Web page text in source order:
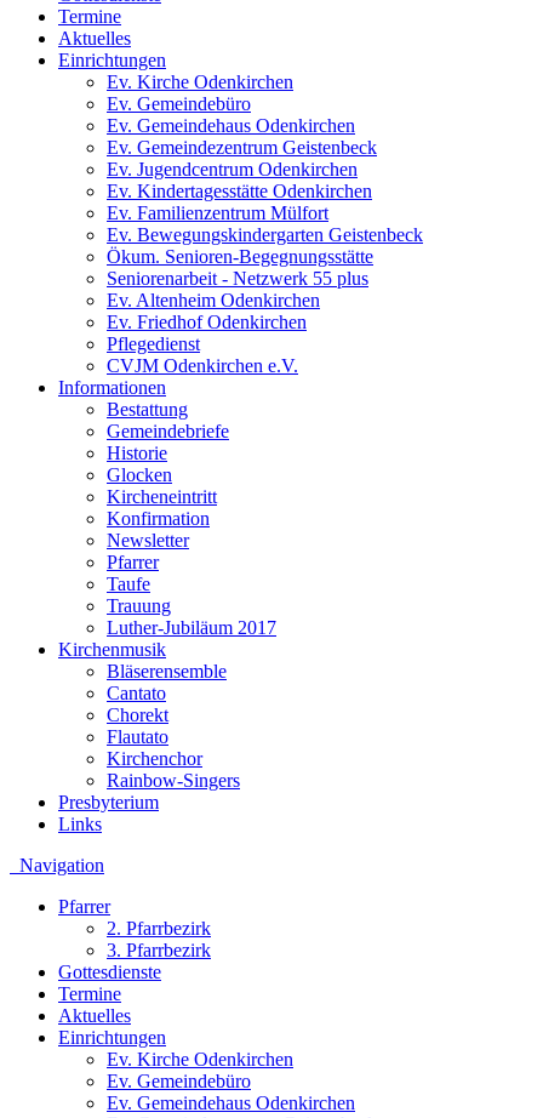
Termine
Aktuelles
Einrichtungen
Ev. Kirche Odenkirchen
Ev. Gemeindebüro
Ev. Gemeindehaus Odenkirchen
Ev. Gemeindezentrum Geistenbeck
Ev. Jugendcentrum Odenkirchen
Ev. Kindertagesstätte Odenkirchen
Ev. Familienzentrum Mülfort
Ev. Bewegungskindergarten Geistenbeck
Ökum. Senioren-Begegnungsstätte
Seniorenarbeit - Netzwerk 55 plus
Ev. Altenheim Odenkirchen
Ev. Friedhof Odenkirchen
Pflegedienst
CVJM Odenkirchen e.V.
Informationen
Bestattung
Gemeindebriefe
Historie
Glocken
Kircheneintritt
Konfirmation
Newsletter
Pfarrer
Taufe
Trauung
Luther-Jubiläum 2017
Kirchenmusik
Bläserensemble
Cantato
Chorekt
Flautato
Kirchenchor
Rainbow-Singers
Presbyterium
Links
Navigation
Pfarrer
2. Pfarrbezirk
3. Pfarrbezirk
Gottesdienste
Termine
Aktuelles
Einrichtungen
Ev. Kirche Odenkirchen
Ev. Gemeindebüro
Ev. Gemeindehaus Odenkirchen